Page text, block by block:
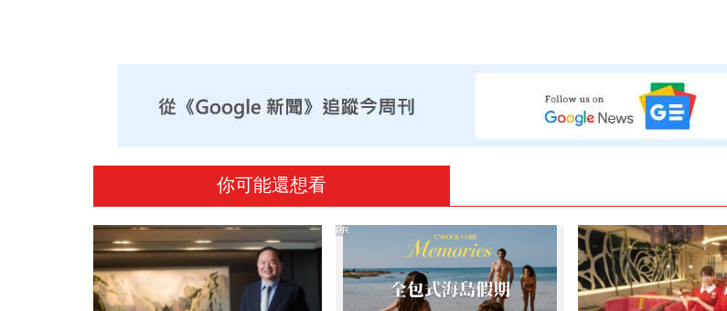
你可能還想看
PR